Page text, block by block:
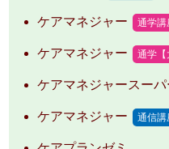
ケアマネジャー 通学講
ケアマネジャー 通学【
ケアマネジャースーパ
ケアマネジャー 通信講